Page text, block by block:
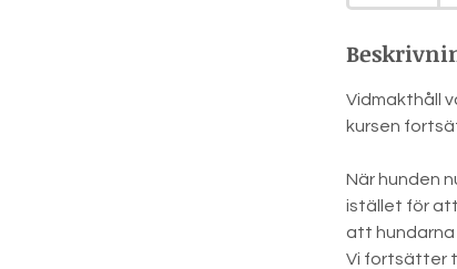
v
l
u
Vidmakthåll
kursen
När hunden
istället för att
att hundarna
Vi fortsätter